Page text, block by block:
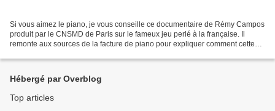
Si vous aimez le piano, je vous conseille ce documentaire de Rémy Campos
produit par le CNSMD de Paris sur le fameux jeu perlé à la française. Il
remonte aux sources de la facture de piano pour expliquer comment cette
Hébergé par Overblog
Top articles